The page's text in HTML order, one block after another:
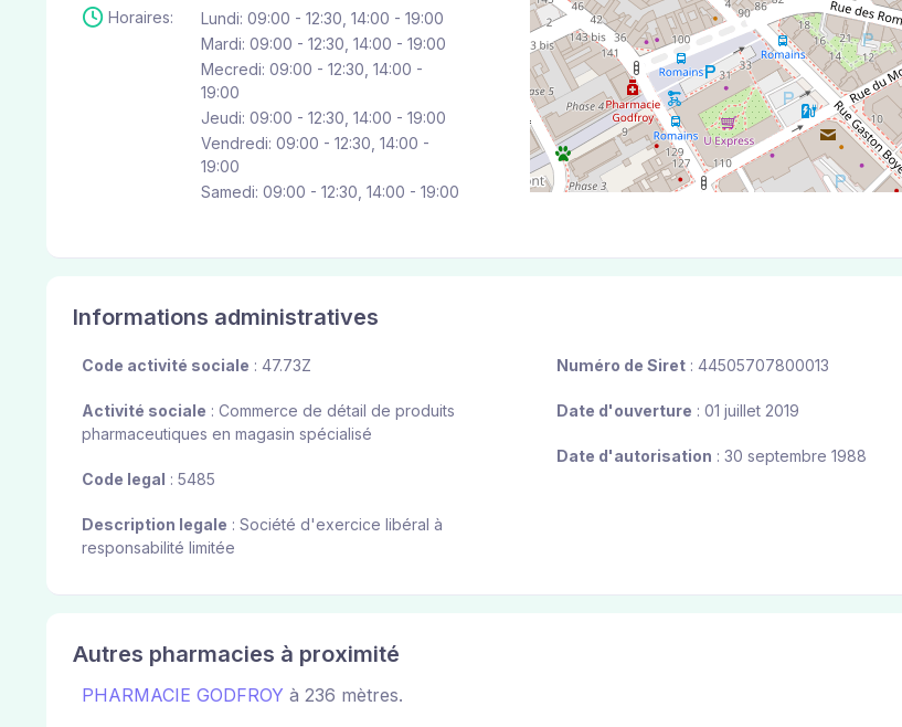
Horaires:
Lundi: 09:00 - 12:30, 14:00 - 19:00
Mardi: 09:00 - 12:30, 14:00 - 19:00
Mecredi: 09:00 - 12:30, 14:00 -
19:00
Jeudi: 09:00 - 12:30, 14:00 - 19:00
Vendredi: 09:00 - 12:30, 14:00 -
19:00
Samedi: 09:00 - 12:30, 14:00 - 19:00
Informations administratives
Code activité sociale : 47.73Z
Activité sociale : Commerce de détail de produits
pharmaceutiques en magasin spécialisé
Code legal : 5485
Description legale : Société d'exercice libéral à
responsabilité limitée
Numéro de Siret : 44505707800013
Date d'ouverture : 01 juillet 2019
Date d'autorisation : 30 septembre 1988
Autres pharmacies à proximité
PHARMACIE GODFROY à 236 mètres.